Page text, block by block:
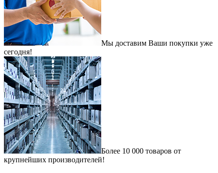
Мы доставим Ваши покупки уже
сегодня!
Более 10 000 товаров от
крупнейших производителей!